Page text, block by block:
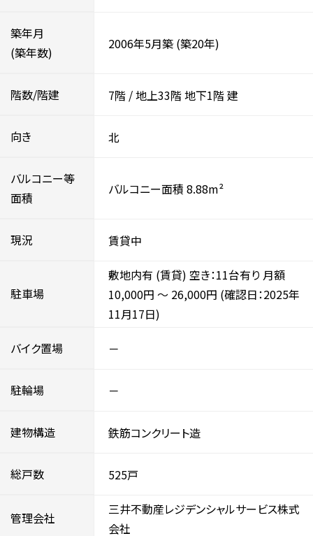
築年月
(築年数)
2006年5月築 (築20年)
階数/階建 7階 /地上33階地下1階建
向き 北
バルコニー等
面積
バルコニー面積 8.88m²
現況 賃貸中
駐車場
敷地内有 (賃貸) 空き：11台有り 月額
10,000円 ～ 26,000円 (確認日：2025年
11月17日)
バイク置場 －
駐輪場 －
建物構造 鉄筋コンクリート造
総戸数 525戸
管理会社
三井不動産レジデンシャルサービス株式
会社